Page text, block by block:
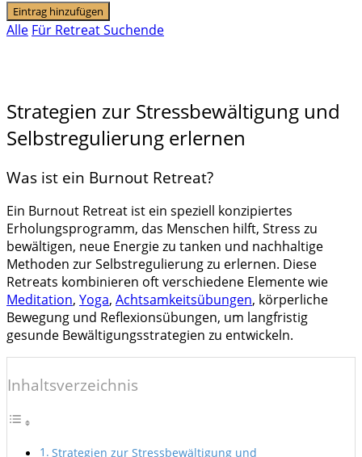
Eintrag hinzufügen
Alle Für Retreat Suchende
Strategien zur Stressbewältigung und
Selbstregulierung erlernen
Was ist ein Burnout Retreat?
Ein Burnout Retreat ist ein speziell konzipiertes
Erholungsprogramm, das Menschen hilft, Stress zu
bewältigen, neue Energie zu tanken und nachhaltige
Methoden zur Selbstregulierung zu erlernen. Diese
Retreats kombinieren oft verschiedene Elemente wie
Meditation, Yoga, Achtsamkeitsübungen, körperliche
Bewegung und Reflexionsübungen, um langfristig
gesunde Bewältigungsstrategien zu entwickeln.
Inhaltsverzeichnis
Strategien zur Stressbewältigung und